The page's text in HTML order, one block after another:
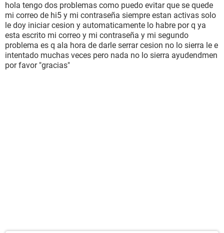
hola tengo dos problemas como puedo evitar que se quede
mi correo de hi5 y mi contraseña siempre estan activas solo
le doy iniciar cesion y automaticamente lo habre por q ya
esta escrito mi correo y mi contraseña y mi segundo
problema es q ala hora de darle serrar cesion no lo sierra le e
intentado muchas veces pero nada no lo sierra ayudendmen
por favor "gracias"